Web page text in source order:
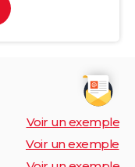
Voir un exemple
Voir un exemple